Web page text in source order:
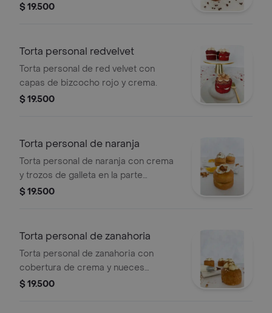
$ 19.500
Torta personal redvelvet
Torta personal de red velvet con
capas de bizcocho rojo y crema.
$ 19.500
Torta personal de naranja
Torta personal de naranja con crema
y trozos de galleta en la parte
superior.
$ 19.500
Torta personal de zanahoria
Torta personal de zanahoria con
cobertura de crema y nueces
picadas.
$ 19.500